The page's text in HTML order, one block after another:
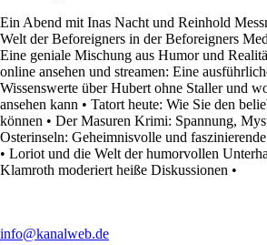
Ein Abend mit Inas Nacht und Reinhold
Welt der Beforeigners in der Beforeigners
Eine geniale Mischung aus Humor und
online ansehen und streamen: Eine
Wissenswerte über Hubert ohne Staller und
ansehen kann • Tatort heute: Wie Sie den
können • Der Masuren Krimi: Spannung,
Osterinseln: Geheimnisvolle und
• Loriot und die Welt der humorvollen
Klamroth moderiert heiße Diskussionen •
info@kanalweb.de